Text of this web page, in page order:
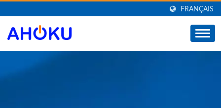
FRANÇAIS